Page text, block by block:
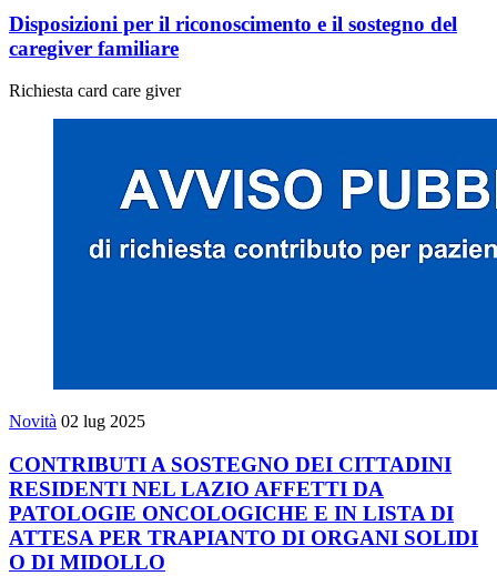
Disposizioni per il riconoscimento e il sostegno del
caregiver familiare
Richiesta card care giver
Novità 02 lug 2025
CONTRIBUTI A SOSTEGNO DEI CITTADINI
RESIDENTI NEL LAZIO AFFETTI DA
PATOLOGIE ONCOLOGICHE E IN LISTA DI
ATTESA PER TRAPIANTO DI ORGANI SOLIDI
O DI MIDOLLO